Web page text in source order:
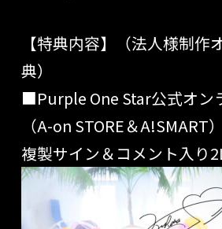
【特典内容】（法人様制作
典）
■Purple One Star公式オン
（A-on STORE＆A!SMART
複製サイン＆コメント入り